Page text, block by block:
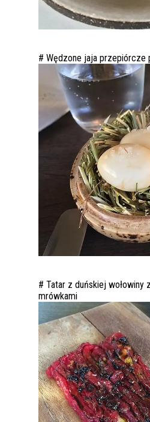
# Wędzone jaja przepiórcze
# Tatar z duńskiej wołowiny
mrówkami